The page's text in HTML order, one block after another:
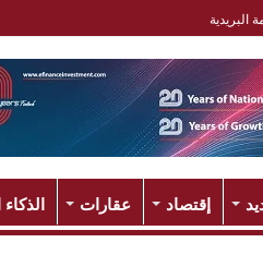
البريدية
إقتصاد عقارات